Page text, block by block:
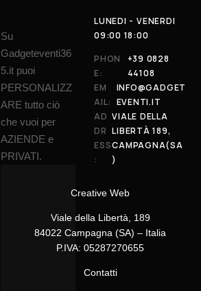
Su
Gadgeteventi36
5.it puoi
PERSONALIZZ
ARE tutto ciò
che vuoi per
AZIENDE e
PRIVATI.
Creative Web
Viale della Libertà, 189
84022 Campagna (SA) – Italia
P.IVA: 05287270655
Contatti
LUNEDI - VENERDI
09:00 18:00
PHON
E:
+39 0828
44108
EM
AIL:
INFO@GADGET
EVENTI.IT
AD
DR
ESS
:
VIALE DELLA
LIBERTÀ 189,
CAMPAGNA(SA
)